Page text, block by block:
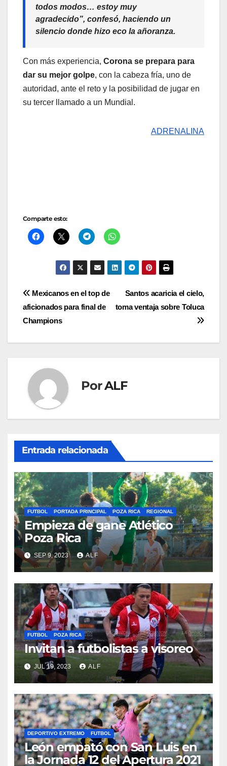
todos modos… estoy muy
agradecido”, confesó, haciendo un
silencio donde hizo eco la añoranza.
Con más experiencia, Corona se prepara para
dar su mejor golpe, con la cabeza fría, uno de
autoridad, ante el reto y la posibilidad de jugar en
su tercer llamado a un Mundial.
ADRENALINA
Comparte esto:
Navegación
de
entradas
Santos acaricia el cielo,
toma ventaja sobre Toluca
Mexicanos en el top de
aficionados para final de
Champions
PorALF
Entrada relacionada
FUTBOL PORTADA PRINCIPAL POZA RICA REGIONAL
Empieza de gane Atlético
Poza Rica
SEP 9, 2023 ALF
FUTBOL POZA RICA
Invitan a futbolistas a visoreo
JUL 19, 2023 ALF
DEPORTIVO EXTREMO FUTBOL
León empató con San Luis en
la Jornada 12 del Apertura 2021